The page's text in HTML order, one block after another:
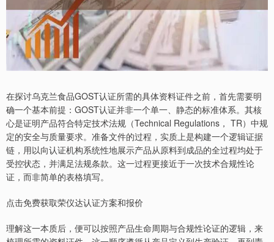
在探讨乌克兰食品GOST认证所需的具体资料证件之前，首先需要明
确一个基本前提：GOST认证并非一个单一、静态的标准体系。其核
心是证明产品符合特定技术法规（Technical Regulations， TR）中规
定的安全与质量要求。准备文件的过程，实质上是构建一个逻辑证据
链，用以向认证机构系统性地展示产品从原料到成品的全过程均处于
受控状态，并满足法规条款。这一过程更接近于一次技术合规性论
证，而非简单的表格填写。
点击免费获取荣仪达认证方案和报价
理解这一本质后，便可以按照产品生命周期与合规性论证的逻辑，来